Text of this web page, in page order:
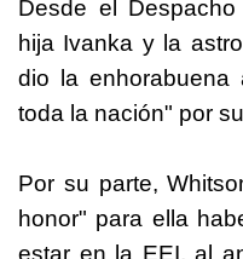
Desde el
hija Ivanka y la
dio la enhorabuena
toda la nación" por
Por su parte,
honor" para ella
estar en la EEI, al